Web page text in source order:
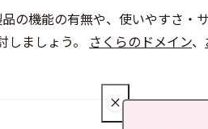
の機能の有無や、使いやすさ・
ましょう。 さくらのドメイン、